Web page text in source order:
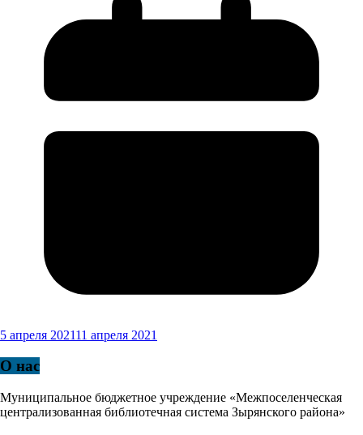
5 апреля 202111 апреля 2021
О нас
Муниципальное бюджетное учреждение «Межпоселенческая
централизованная библиотечная система Зырянского района»